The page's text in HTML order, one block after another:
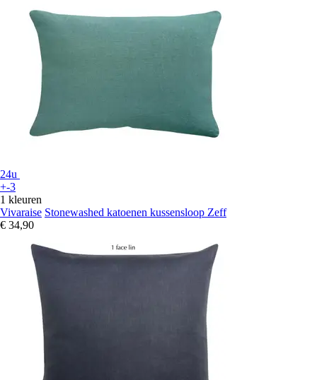
24u
+-3
1 kleuren
Vivaraise Stonewashed katoenen kussensloop Zeff
€ 34,90